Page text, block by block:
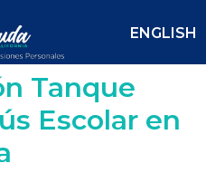
ENGLISH
Tanque
Escolar en